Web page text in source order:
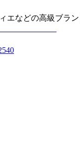
エなどの高級ブラ